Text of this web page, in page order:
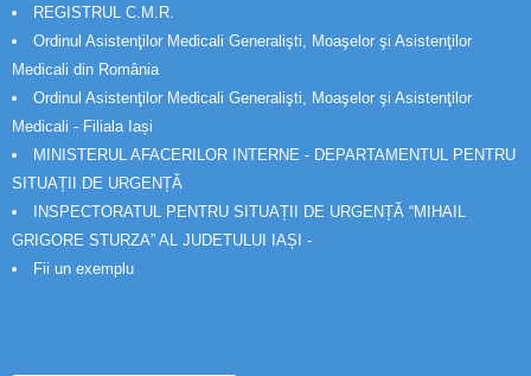
REGISTRUL C.M.R.
Ordinul Asistenţilor Medicali Generalişti, Moaşelor şi Asistenţilor
Medicali din România
Ordinul Asistenţilor Medicali Generalişti, Moaşelor şi Asistenţilor
Medicali - Filiala Iași
MINISTERUL AFACERILOR INTERNE - DEPARTAMENTUL PENTRU
SITUAȚII DE URGENȚĂ
INSPECTORATUL PENTRU SITUAȚII DE URGENȚĂ “MIHAIL
GRIGORE STURZA” AL JUDETULUI IAȘI -
Fii un exemplu